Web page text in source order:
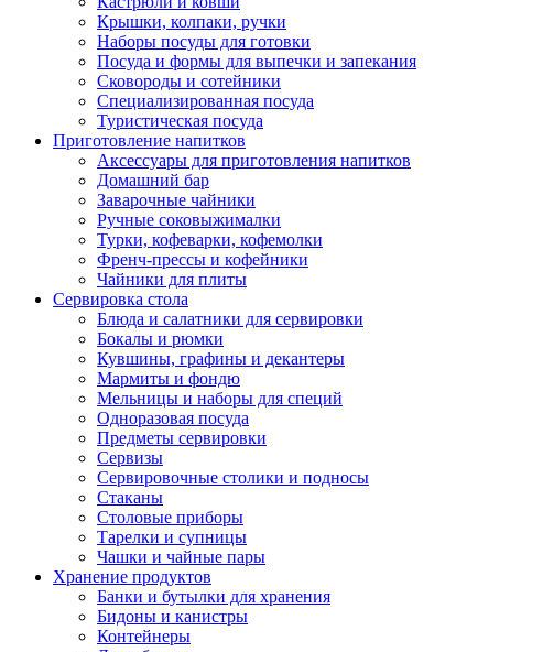
Крышки, колпаки, ручки
Наборы посуды для готовки
Посуда и формы для выпечки и запекания
Сковороды и сотейники
Специализированная посуда
Туристическая посуда
Приготовление напитков
Аксессуары для приготовления напитков
Домашний бар
Заварочные чайники
Ручные соковыжималки
Турки, кофеварки, кофемолки
Френч-прессы и кофейники
Чайники для плиты
Сервировка стола
Блюда и салатники для сервировки
Бокалы и рюмки
Кувшины, графины и декантеры
Мармиты и фондю
Мельницы и наборы для специй
Одноразовая посуда
Предметы сервировки
Сервизы
Сервировочные столики и подносы
Стаканы
Столовые приборы
Тарелки и супницы
Чашки и чайные пары
Хранение продуктов
Банки и бутылки для хранения
Бидоны и канистры
Контейнеры